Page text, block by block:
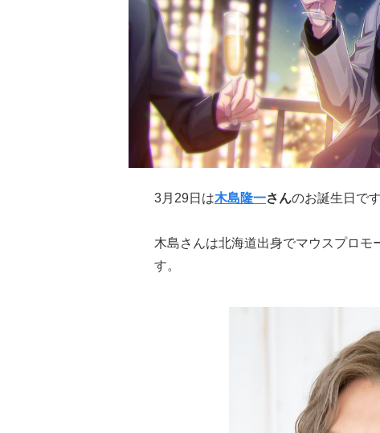
3月29日は木島隆一さんのお誕生日です
木島さんは北海道出身でマウスプロモ
す。